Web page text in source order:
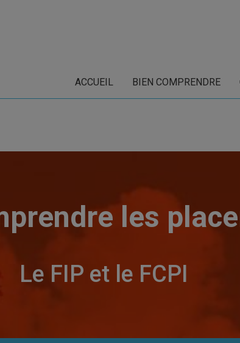
ACCUEIL BIEN COMPRENDRE
les
Le FIP et le FCPI